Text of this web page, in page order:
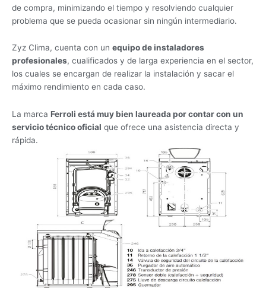
de compra, minimizando el tiempo y resolviendo cualquier
problema que se pueda ocasionar sin ningún intermediario.
Zyz Clima, cuenta con un equipo de instaladores
profesionales, cualificados y de larga experiencia en el sector,
los cuales se encargan de realizar la instalación y sacar el
máximo rendimiento en cada caso.
La marca Ferroli está muy bien laureada por contar con un
servicio técnico oficial que ofrece una asistencia directa y
rápida.